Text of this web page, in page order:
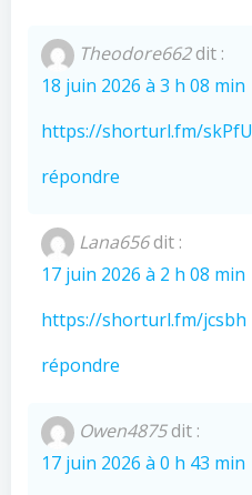
Theodore662dit :
18 juin 2026 à 3 h 08 min
https://shorturl.fm/skPfU
répondre
Lana656dit :
17 juin 2026 à 2 h 08 min
https://shorturl.fm/jcsbh
répondre
Owen4875dit :
17 juin 2026 à 0 h 43 min